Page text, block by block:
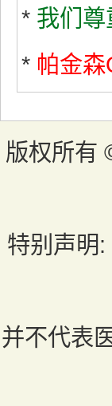
* 我们
* 帕金
版权所有
特别声明:
并不代表